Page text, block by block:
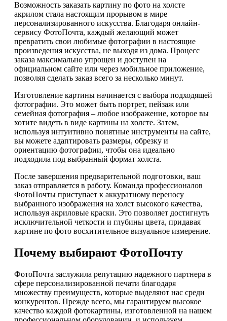
Возможность заказать картину по фото на холсте
акрилом стала настоящим прорывом в мире
персонализированного искусства. Благодаря онлайн-
сервису ФотоПочта, каждый желающий может
превратить свои любимые фотографии в настоящие
произведения искусства, не выходя из дома. Процесс
заказа максимально упрощен и доступен на
официальном сайте или через мобильное приложение,
позволяя сделать заказ всего за несколько минут.
Изготовление картины начинается с выбора подходящей
фотографии. Это может быть портрет, пейзаж или
семейная фотография – любое изображение, которое вы
хотите видеть в виде картины на холсте. Затем,
используя интуитивно понятные инструменты на сайте,
вы можете адаптировать размеры, обрезку и
ориентацию фотографии, чтобы она идеально
подходила под выбранный формат холста.
После завершения предварительной подготовки, ваш
заказ отправляется в работу. Команда профессионалов
ФотоПочты приступает к аккуратному переносу
выбранного изображения на холст высокого качества,
используя акриловые краски. Это позволяет достигнуть
исключительной четкости и глубины цвета, придавая
картине по фото восхитительное визуальное измерение.
Почему выбирают ФотоПочту
ФотоПочта заслужила репутацию надежного партнера в
сфере персонализированной печати благодаря
множеству преимуществ, которые выделяют нас среди
конкурентов. Прежде всего, мы гарантируем высокое
качество каждой фотокартины, изготовленной на нашем